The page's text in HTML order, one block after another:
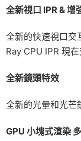
全新視口 IPR & 增
全新的快速視口交
Ray CPU IPR 現
全新鏡頭特效
全新的光暈和光芒
GPU 小塊式渲染 多